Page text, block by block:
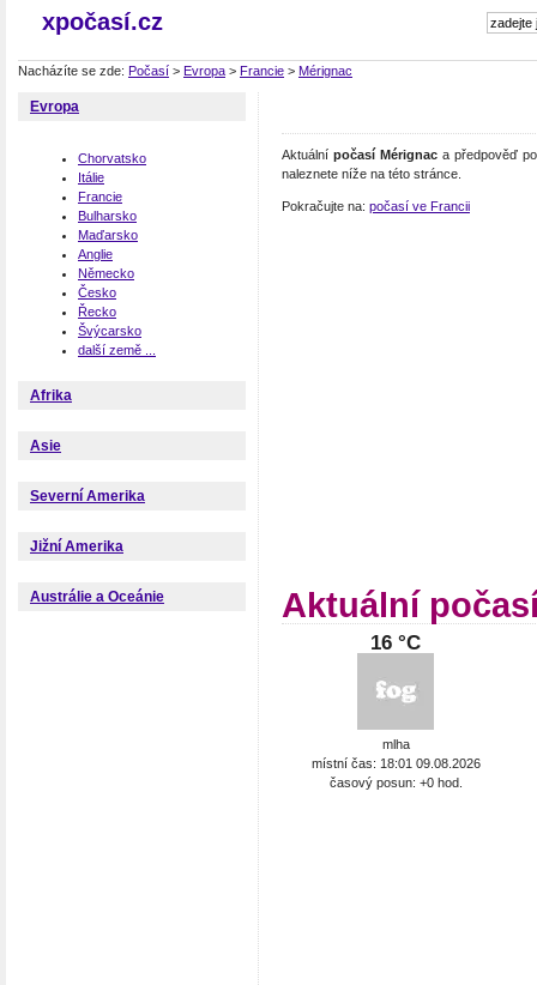
xpočasí.cz
Nacházíte se zde: Počasí > Evropa > Francie > Mérignac
Evropa
Chorvatsko
Itálie
Francie
Bulharsko
Maďarsko
Anglie
Německo
Česko
Řecko
Švýcarsko
další země ...
Afrika
Asie
Severní Amerika
Jižní Amerika
Austrálie a Oceánie
Aktuálnípočasí Mérignac a předpověď
naleznete níže na této stránce.
Pokračujte na: počasí ve Francii
Aktuální
16 °C
mlha
místní čas: 18:01 09.08.2026
časový posun: +0 hod.